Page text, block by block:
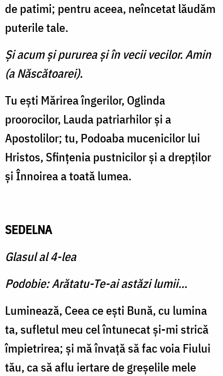
de patimi; pentru aceea, neîncetat lăudăm
puterile tale.
Și acum şi pururea şi în vecii vecilor. Amin
(a Născătoarei).
Tu eşti Mărirea îngerilor, Oglinda
proorocilor, Lauda patriarhilor şi a
Apostolilor; tu, Podoaba mucenicilor lui
Hristos, Sfinţenia pustnicilor şi a drepţilor
şi Înnoirea a toată lumea.
SEDELNA
Glasul al 4-lea
Podobie: Arătatu-Te-ai astăzi lumii...
Luminează, Ceea ce eşti Bună, cu lumina
ta, sufletul meu cel întunecat şi-mi strică
împietrirea; şi mă învaţă să fac voia Fiului
tău, ca să aflu iertare de greşelile mele